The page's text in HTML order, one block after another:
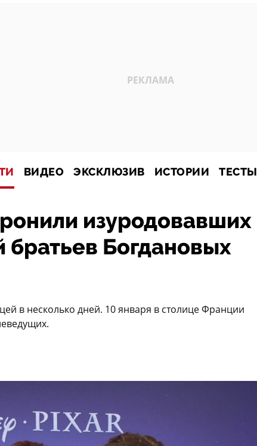
ВИДЕО ЭКСКЛЮЗИВ ИСТОРИИ ТЕСТЫ
изуродовавших
братьев Богдановых
в несколько дней. 10 января в столице Франции